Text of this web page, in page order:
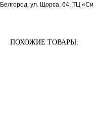
Белгород, ул. Щорса, 64, ТЦ
ПОХОЖИЕ ТОВАРЫ: